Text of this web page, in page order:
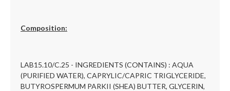
Composition:
LAB15.10/C.25 - INGREDIENTS (CONTAINS) : AQUA
(PURIFIED WATER), CAPRYLIC/CAPRIC TRIGLYCERIDE,
BUTYROSPERMUM PARKII (SHEA) BUTTER, GLYCERIN,